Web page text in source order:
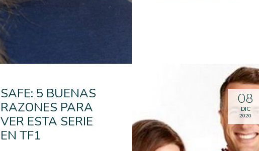
SAFE: 5 BUENAS
RAZONES PARA
VER ESTA SERIE
EN TF1
08
DIC
2020